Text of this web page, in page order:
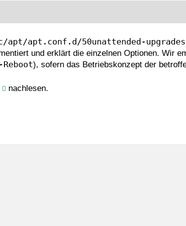
apt/apt.conf.d/50unattended-upgrades
und erklärt die einzelnen Optionen. Wir
), sofern das Betriebskonzept der
nachlesen.